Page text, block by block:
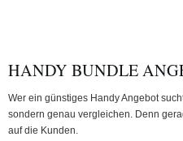
HANDY BUNDLE
Wer ein günstiges Handy Angebot
sondern genau vergleichen. Denn
auf die Kunden.